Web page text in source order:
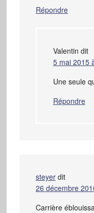
Répondre
Valentin dit
5 mai 2015
Une seule
Répondre
steyer dit
26 décembre
Carrière